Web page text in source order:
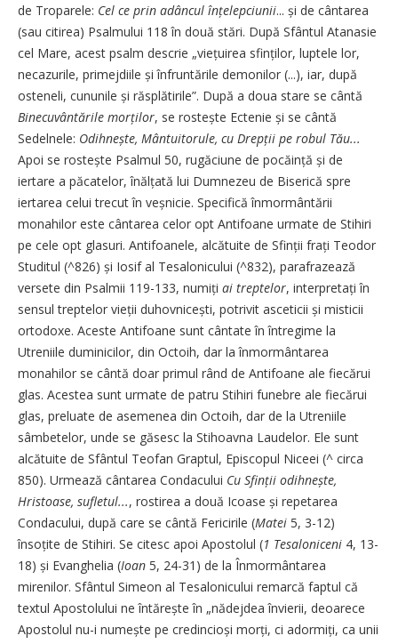
de Troparele: Cel ce prin adâncul înțelepciunii... și de cântarea
(sau citirea) Psalmului 118 în două stări. După Sfântul Atanasie
cel Mare, acest psalm descrie „viețuirea sfinților, luptele lor,
necazurile, primejdiile și înfruntările demonilor (...), iar, după
osteneli, cununile și răsplătirile”. După a doua stare se cântă
Binecuvântările morților, se rostește Ectenie și se cântă
Sedelnele: Odihnește, Mântuitorule, cu Drepții pe robul Tău...
Apoi se rostește Psalmul 50, rugăciune de pocăință și de
iertare a păcatelor, înălțată lui Dumnezeu de Biserică spre
iertarea celui trecut în veșnicie. Specifică înmormântării
monahilor este cântarea celor opt Antifoane urmate de Stihiri
pe cele opt glasuri. Antifoanele, alcătuite de Sfinții frați Teodor
Studitul (^826) și Iosif al Tesalonicului (^832), parafrazează
versete din Psalmii 119-133, numiți ai treptelor, interpretați în
sensul treptelor vieții duhovnicești, potrivit asceticii și misticii
ortodoxe. Aceste Antifoane sunt cântate în întregime la
Utreniile duminicilor, din Octoih, dar la înmormântarea
monahilor se cântă doar primul rând de Antifoane ale fiecărui
glas. Acestea sunt urmate de patru Stihiri funebre ale fiecărui
glas, preluate de asemenea din Octoih, dar de la Utreniile
sâmbetelor, unde se găsesc la Stihoavna Laudelor. Ele sunt
alcătuite de Sfântul Teofan Graptul, Episcopul Niceei (^ circa
850). Urmează cântarea Condacului Cu Sfinții odihnește,
Hristoase, sufletul..., rostirea a două Icoase și repetarea
Condacului, după care se cântă Fericirile (Matei 5, 3-12)
însoțite de Stihiri. Se citesc apoi Apostolul (1 Tesaloniceni 4, 13-
18) și Evanghelia (Ioan 5, 24-31) de la Înmormântarea
mirenilor. Sfântul Simeon al Tesalonicului remarcă faptul că
textul Apostolului ne întărește în „nădejdea învierii, deoarece
Apostolul nu-i numește pe credincioși morți, ci adormiți, ca unii